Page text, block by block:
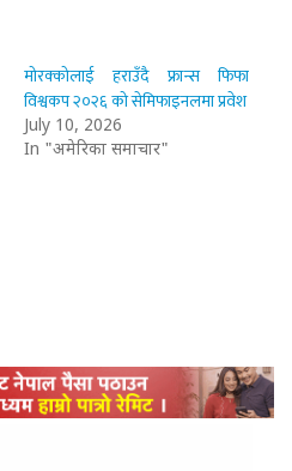
मोरक्कोलाई हराउँदै फ्रान्स फिफा
विश्वकप २०२६ को सेमिफाइनलमा प्रवेश
July 10, 2026
In "अमेरिका समाचार"